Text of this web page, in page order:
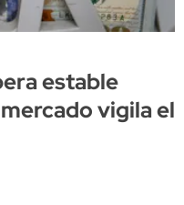
estable
vigila el